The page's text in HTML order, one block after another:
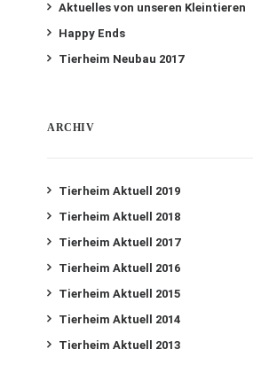
Aktuelles von unseren Kleintieren
Happy Ends
Tierheim Neubau 2017
ARCHIV
Tierheim Aktuell 2019
Tierheim Aktuell 2018
Tierheim Aktuell 2017
Tierheim Aktuell 2016
Tierheim Aktuell 2015
Tierheim Aktuell 2014
Tierheim Aktuell 2013